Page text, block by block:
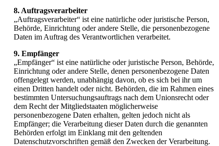
8. Auftragsverarbeiter
„Auftragsverarbeiter“ ist eine natürliche oder juristische Person,
Behörde, Einrichtung oder andere Stelle, die personenbezogene
Daten im Auftrag des Verantwortlichen verarbeitet.
9. Empfänger
„Empfänger“ ist eine natürliche oder juristische Person, Behörde,
Einrichtung oder andere Stelle, denen personenbezogene Daten
offengelegt werden, unabhängig davon, ob es sich bei ihr um
einen Dritten handelt oder nicht. Behörden, die im Rahmen eines
bestimmten Untersuchungsauftrags nach dem Unionsrecht oder
dem Recht der Mitgliedstaaten möglicherweise
personenbezogene Daten erhalten, gelten jedoch nicht als
Empfänger; die Verarbeitung dieser Daten durch die genannten
Behörden erfolgt im Einklang mit den geltenden
Datenschutzvorschriften gemäß den Zwecken der Verarbeitung.